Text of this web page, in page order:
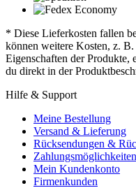
* Diese Lieferkosten fallen
können weitere Kosten, z.
Eigenschaften der Produkte,
du direkt in der
Hilfe & Support
Meine Bestellung
Versand & Lieferung
Rücksendungen &
Zahlungsmöglichkeiten
Mein Kundenkonto
Firmenkunden